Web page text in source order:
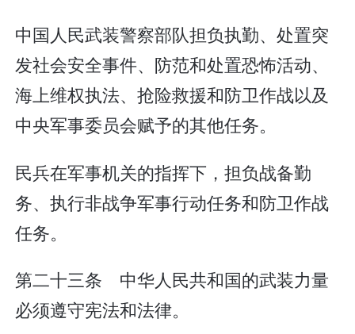
中国人民武装警察部队担负执勤、处置突
发社会安全事件、防范和处置恐怖活动、
海上维权执法、抢险救援和防卫作战以及
中央军事委员会赋予的其他任务。
民兵在军事机关的指挥下，担负战备勤
务、执行非战争军事行动任务和防卫作战
任务。
第二十三条 中华人民共和国的武装力量
必须遵守宪法和法律。